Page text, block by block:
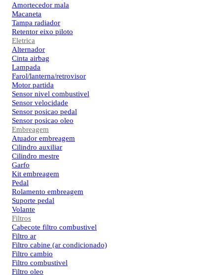
Amortecedor mala
Macaneta
Tampa radiador
Retentor eixo piloto
Eletrica
Alternador
Cinta airbag
Lampada
Farol/lanterna/retrovisor
Motor partida
Sensor nivel combustivel
Sensor velocidade
Sensor posicao pedal
Sensor posicao oleo
Embreagem
Atuador embreagem
Cilindro auxiliar
Cilindro mestre
Garfo
Kit embreagem
Pedal
Rolamento embreagem
Suporte pedal
Volante
Filtros
Cabecote filtro combustivel
Filtro ar
Filtro cabine (ar condicionado)
Filtro cambio
Filtro combustivel
Filtro oleo